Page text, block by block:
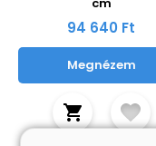
94 640 Ft
Megnézem